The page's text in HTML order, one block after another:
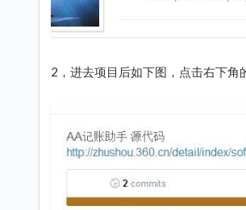
2，进去项目后如下图，点击右下角